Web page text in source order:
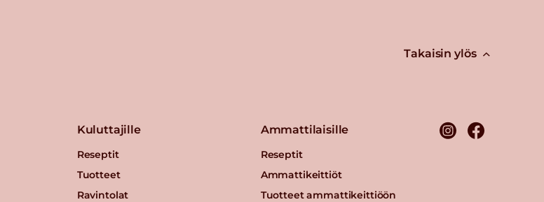
Takaisin ylös
Kuluttajille
Reseptit
Tuotteet
Ravintolat
Ammattilaisille
Reseptit
Ammattikeittiöt
Tuotteet ammattikeittiöön